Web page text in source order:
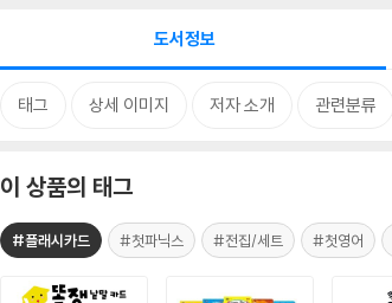
도서정보
태그 상세 이미지 저자 소개 관련분류
이 상품의 태그
#플래시카드 #첫파닉스 #전집/세트 #첫영어